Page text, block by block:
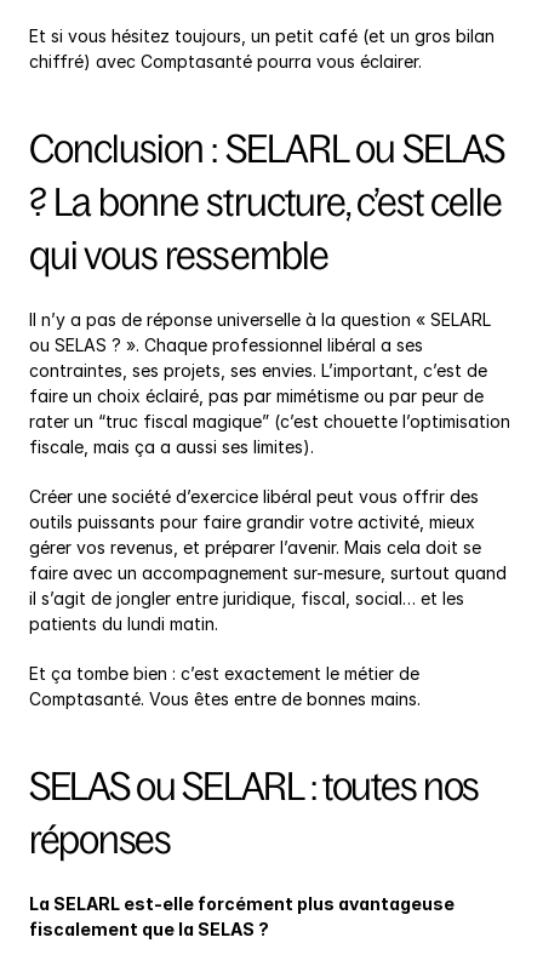
Et si vous hésitez toujours, un petit café (et un gros bilan
chiffré) avec Comptasanté pourra vous éclairer.
Conclusion : SELARL ou SELAS
? La bonne structure, c’est celle
qui vous ressemble
Il n’y a pas de réponse universelle à la question « SELARL
ou SELAS ? ». Chaque professionnel libéral a ses
contraintes, ses projets, ses envies. L’important, c’est de
faire un choix éclairé, pas par mimétisme ou par peur de
rater un “truc fiscal magique” (c’est chouette l’optimisation
fiscale, mais ça a aussi ses limites).
Créer une société d’exercice libéral peut vous offrir des
outils puissants pour faire grandir votre activité, mieux
gérer vos revenus, et préparer l’avenir. Mais cela doit se
faire avec un accompagnement sur-mesure, surtout quand
il s’agit de jongler entre juridique, fiscal, social… et les
patients du lundi matin.
Et ça tombe bien : c’est exactement le métier de
Comptasanté. Vous êtes entre de bonnes mains.
SELAS ou SELARL : toutes nos
réponses
La SELARL est-elle forcément plus avantageuse
fiscalement que la SELAS ?